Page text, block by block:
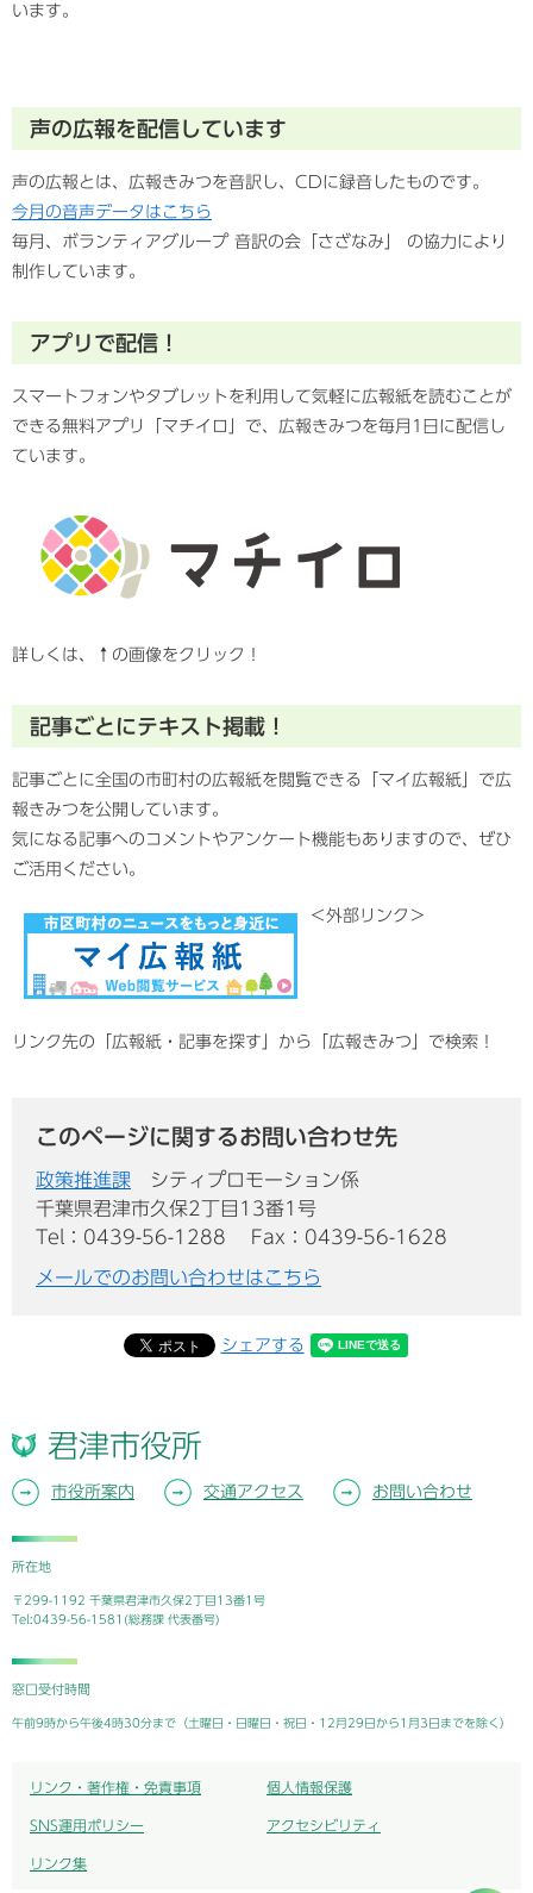
います。
声の広報を配信しています
声の広報とは、広報きみつを音訳し、CDに録音したものです。
今月の音声データはこちら
毎月、ボランティアグループ 音訳の会「さざなみ」 の協力により
制作しています。
アプリで配信！
スマートフォンやタブレットを利用して気軽に広報紙を読むことが
できる無料アプリ「マチイロ」で、広報きみつを毎月1日に配信し
ています。
詳しくは、↑の画像をクリック！
記事ごとにテキスト掲載！
記事ごとに全国の市町村の広報紙を閲覧できる「マイ広報紙」で広
報きみつを公開しています。
気になる記事へのコメントやアンケート機能もありますので、ぜひ
ご活用ください。
＜外部リンク＞
リンク先の「広報紙・記事を探す」から「広報きみつ」で検索！
このページに関するお問い合わせ先
政策推進課
シティプロモーション係
千葉県君津市久保2丁目13番1号
Tel：0439-56-1288
Fax：0439-56-1628
メールでのお問い合わせはこちら
シェアする
君津市役所
市役所案内 交通アクセス お問い合わせ
所在地
〒299-1192 千葉県君津市久保2丁目13番1号
Tel:0439-56-1581(総務課 代表番号)
窓口受付時間
午前9時から午後4時30分まで（土曜日・日曜日・祝日・12月29日から1月3日までを除く）
リンク・著作権・免責事項 個人情報保護
SNS運用ポリシー アクセシビリティ
リンク集